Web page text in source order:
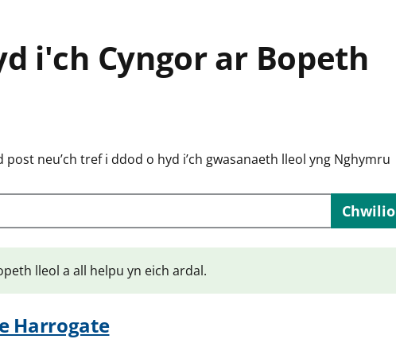
i'ch Cyngor ar Bopeth
post neu’ch tref i ddod o hyd i’ch gwasanaeth lleol yng Nghymru
Chwilio
lleol a all helpu yn eich ardal.
Harrogate